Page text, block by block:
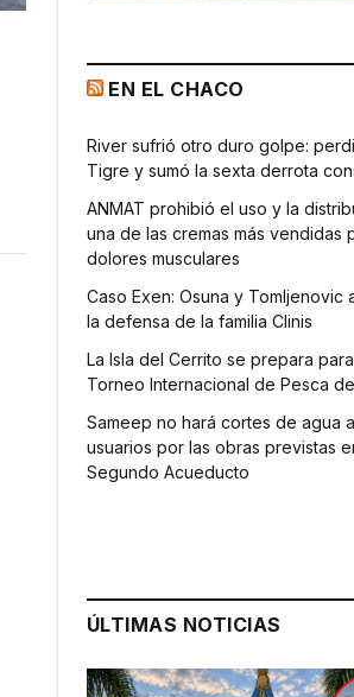
EN EL CHACO
River sufrió otro duro golpe:
Tigre y sumó la sexta derrota
ANMAT prohibió el uso y la
una de las cremas más vendidas
dolores musculares
Caso Exen: Osuna y Tomljenovic
la defensa de la familia Clinis
La Isla del Cerrito se prepara
Torneo Internacional de Pesca
Sameep no hará cortes de agua
usuarios por las obras previstas
Segundo Acueducto
ÚLTIMAS NOTICIAS